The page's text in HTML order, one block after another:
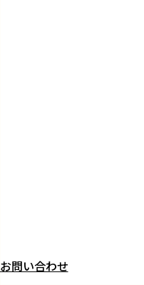
お問い合わせ